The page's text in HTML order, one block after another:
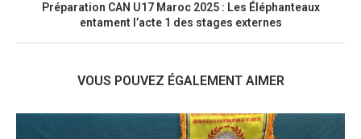
Préparation CAN U17 Maroc 2025 : Les Éléphanteaux
entament l’acte 1 des stages externes
VOUS POUVEZ ÉGALEMENT AIMER